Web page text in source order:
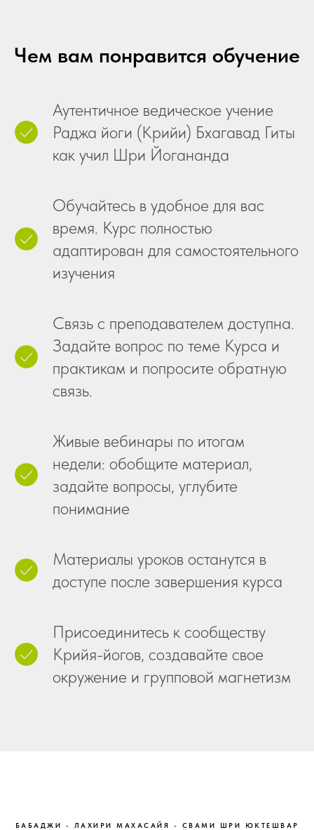
Чем вам понравится обучение
Аутентичное ведическое учение
Раджа йоги (Крийи) Бхагавад Гиты
как учил Шри Йогананда
Обучайтесь в удобное для вас
время. Курс полностью
адаптирован для самостоятельного
изучения
Связь с преподавателем доступна.
Задайте вопрос по теме Курса и
практикам и попросите обратную
связь.
Живые вебинары по итогам
недели: обобщите материал,
задайте вопросы, углубите
понимание
Материалы уроков останутся в
доступе после завершения курса
Присоединитесь к сообществу
Крийя-йогов, создавайте свое
окружение и групповой магнетизм
БАБАДЖИ - ЛАХИРИ МАХАСАЙЯ - СВАМИ ШРИ ЮКТЕШВАР